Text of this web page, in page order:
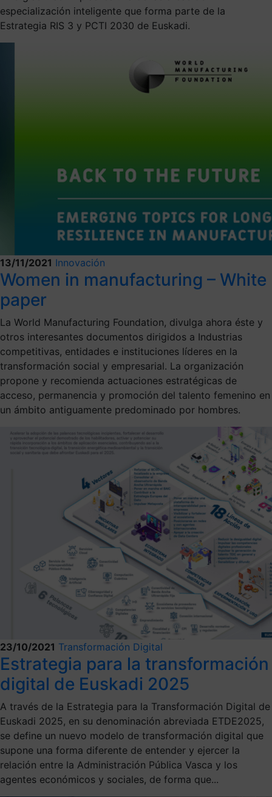
especialización inteligente que forma parte de la
Estrategia RIS 3 y PCTI 2030 de Euskadi.
13/11/2021 Innovación
Women in manufacturing – White
paper
La World Manufacturing Foundation, divulga ahora éste y
otros interesantes documentos dirigidos a Industrias
competitivas, entidades e instituciones líderes en la
transformación social y empresarial. La organización
propone y recomienda actuaciones estratégicas de
acceso, permanencia y promoción del talento femenino en
un ámbito antiguamente predominado por hombres.
23/10/2021 Transformación Digital
Estrategia para la transformación
digital de Euskadi 2025
A través de la Estrategia para la Transformación Digital de
Euskadi 2025, en su denominación abreviada ETDE2025,
se define un nuevo modelo de transformación digital que
supone una forma diferente de entender y ejercer la
relación entre la Administración Pública Vasca y los
agentes económicos y sociales, de forma que...